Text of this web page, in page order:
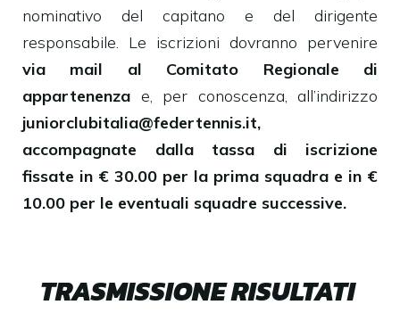
nominativo del capitano e del dirigente
responsabile. Le iscrizioni dovranno pervenire
via mail al Comitato Regionale di
appartenenza e, per conoscenza, all’indirizzo
juniorclubitalia@federtennis.it,
accompagnate dalla tassa di iscrizione
fissate in € 30.00 per la prima squadra e in €
10.00 per le eventuali squadre successive.
TRASMISSIONE RISULTATI